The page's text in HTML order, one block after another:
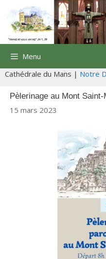
contenu
Menu
Cathédrale du Mans | Notre
Pèlerinage au Mont Saint-
15 mars 2023